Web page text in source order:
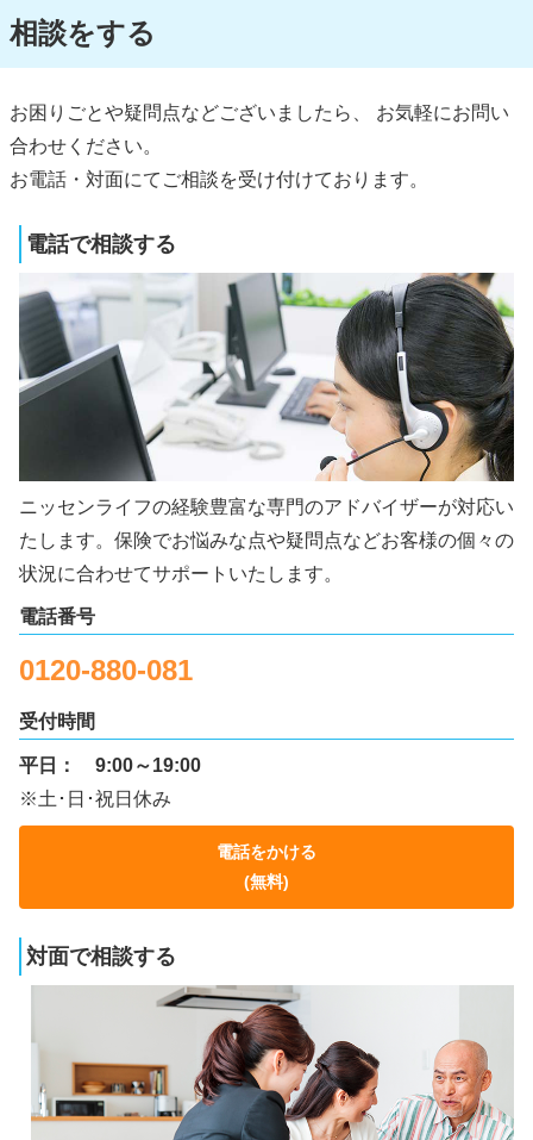
相談をする
お困りごとや疑問点などございましたら、 お気軽にお問い
合わせください。
お電話・対面にてご相談を受け付けております。
電話で相談する
ニッセンライフの経験豊富な専門のアドバイザーが対応い
たします。保険でお悩みな点や疑問点などお客様の個々の
状況に合わせてサポートいたします。
電話番号
0120-880-081
受付時間
平日：
9:00～19:00
※土･日･祝日休み
電話をかける
(無料)
対面で相談する